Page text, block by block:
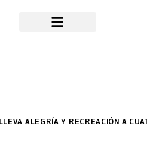
ALEGRÍA Y RECREACIÓN A